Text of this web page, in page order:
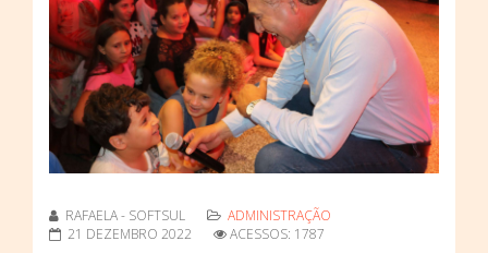
RAFAELA - SOFTSUL
ADMINISTRAÇÃO
21 DEZEMBRO 2022
ACESSOS: 1787